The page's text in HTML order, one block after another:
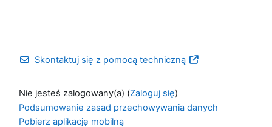
Skontaktuj się z pomocą techniczną
Nie jesteś zalogowany(a) (Zaloguj się)
Podsumowanie zasad przechowywania danych
Pobierz aplikację mobilną